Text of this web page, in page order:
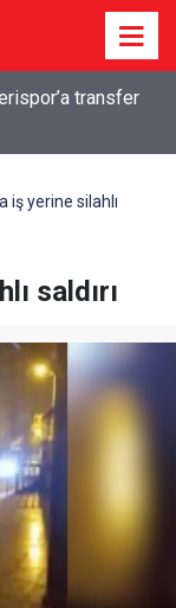
transfer
etti: ‘Başım dik
iş yerine silahlı
saldırı